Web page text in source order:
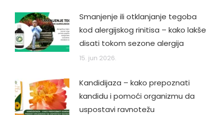
Smanjenje ili otklanjanje tegoba
kod alergijskog rinitisa – kako lakše
disati tokom sezone alergija
15. jun 2026.
Kandidijaza – kako prepoznati
kandidu i pomoći organizmu da
uspostavi ravnotežu